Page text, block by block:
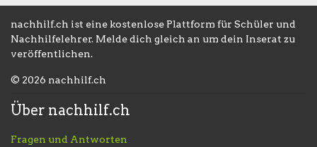
nachhilf.ch ist eine kostenlose Plattform für Schüler und
Nachhilfelehrer. Melde dich gleich an um dein Inserat zu
veröffentlichen.
© 2026 nachhilf.ch
Über nachhilf.ch
Fragen und Antworten